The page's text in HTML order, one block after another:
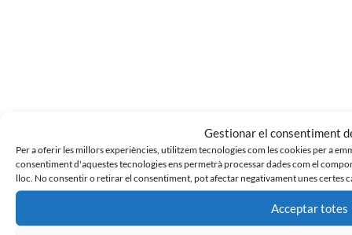
Gestionar el consentiment
Per a oferir les millors experiències, utilitzem tecnologies com les cookies per a
consentiment d'aquestes tecnologies ens permetrà processar dades com el
lloc. No consentir o retirar el consentiment, pot afectar negativament unes certes
Acceptar totes
8 d'abril de 2023
« Anterior 1 … 3 4 5 6 7 … 99 Siguiente »